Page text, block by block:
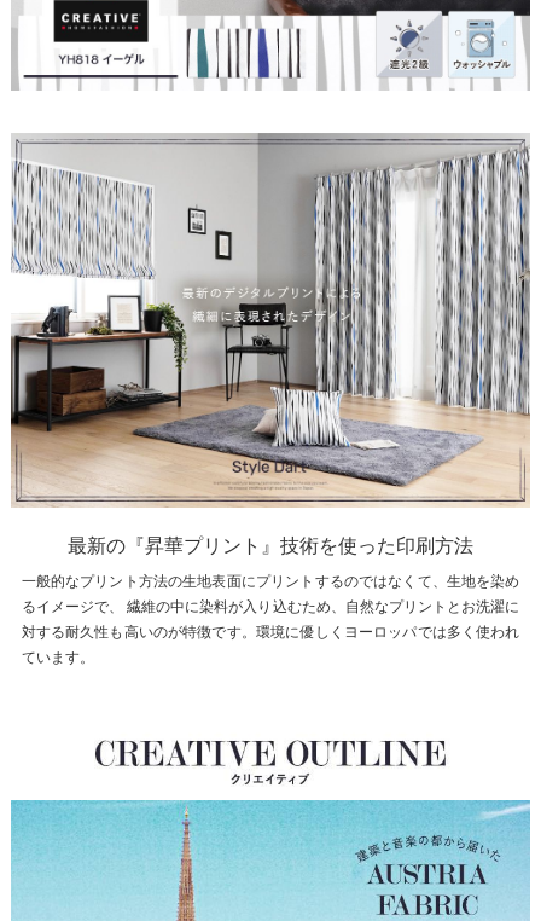
最新の『昇華プリント』技術を使った印刷方法
一般的なプリント方法の生地表面にプリントするのではなくて、生地を染め
るイメージで、 繊維の中に染料が入り込むため、自然なプリントとお洗濯に
対する耐久性も高いのが特徴です。環境に優しくヨーロッパでは多く使われ
ています。